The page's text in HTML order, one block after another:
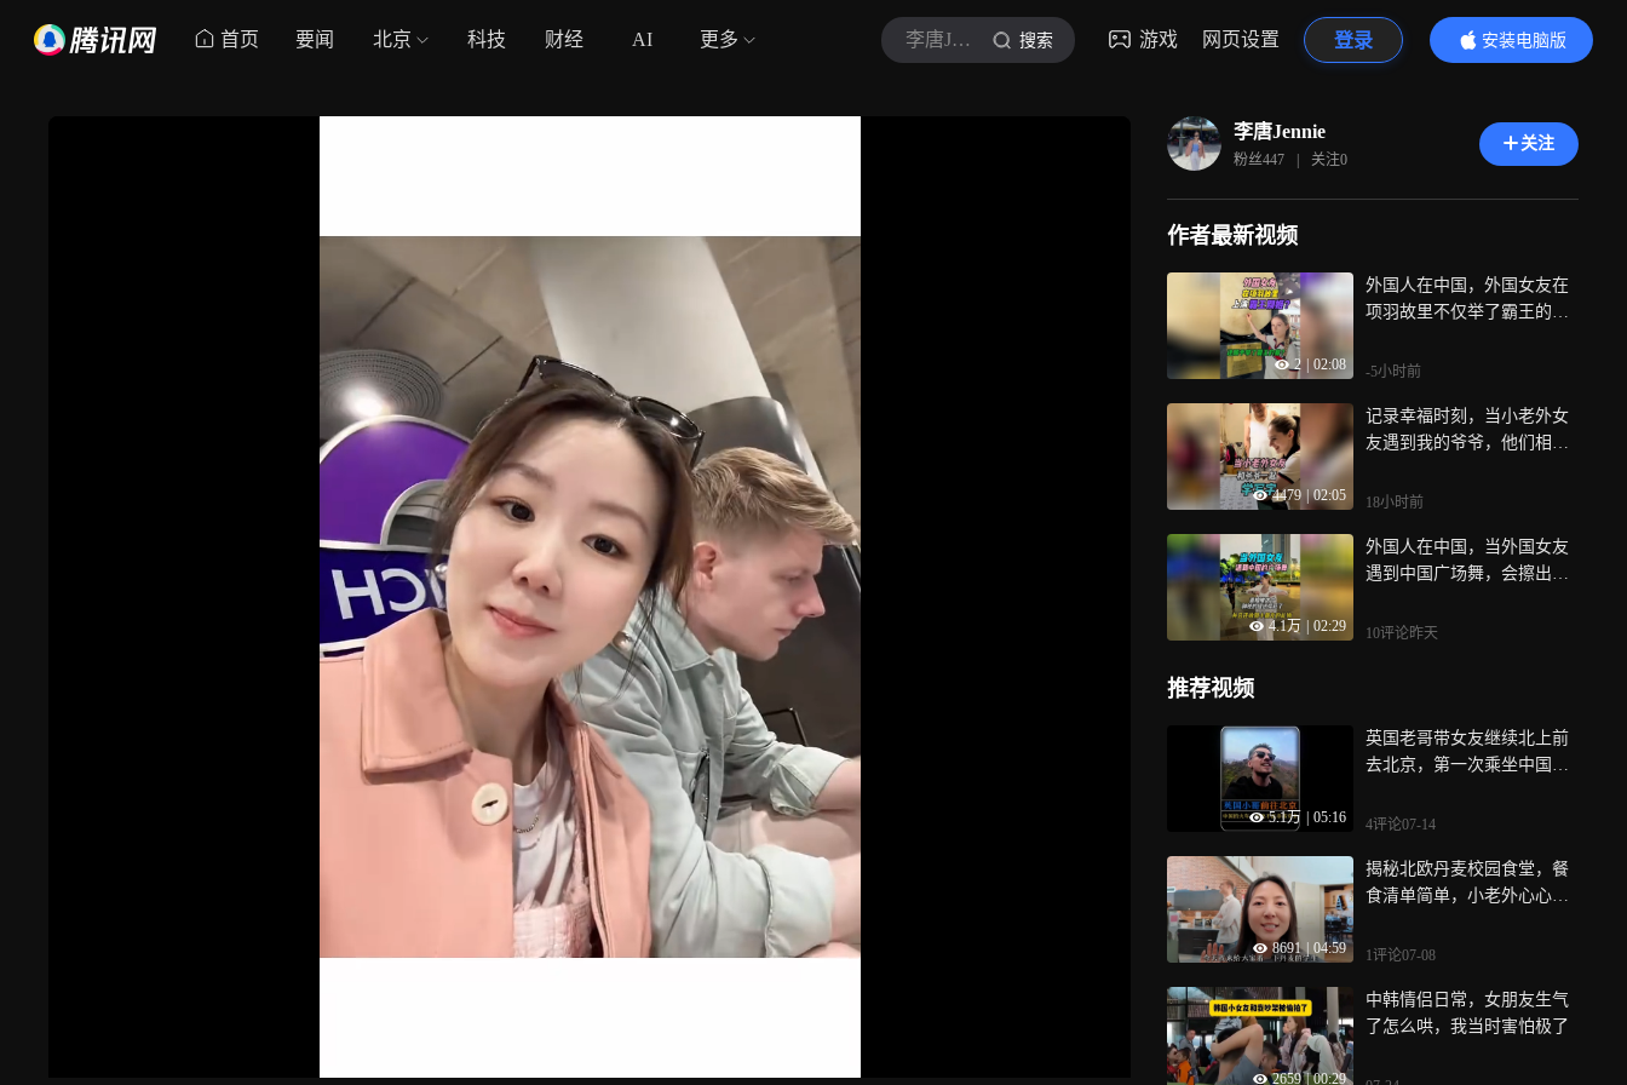
首页 要闻 北京 科技 财经 AI 更多 李唐Jennie 搜索 游戏 网页设置 登录
安装电脑版
内容更精彩
李唐Jennie
粉丝447 | 关注0
关注
作者最新视频
2 02:08
外国人在中国，外国女友在
项羽故里不仅举了霸王的
-5小时前
4479 02:05
记录幸福时刻，当小老外女
友遇到我的爷爷，他们相处
18小时前
4.1万 02:29
外国人在中国，当外国女友
遇到中国广场舞，会擦出什
10评论昨天
推荐视频
5.1万 05:16
英国老哥带女友继续北上前
去北京，第一次乘坐中国长
4评论07-14
8691 04:59
揭秘北欧丹麦校园食堂，餐
食清单简单，小老外心心念
1评论07-08
2659 | 00:29
中韩情侣日常，女朋友生气
了怎么哄，我当时害怕极了